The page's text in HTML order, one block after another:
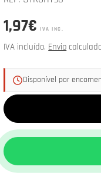
media 1 em modal
Preço
normal
1,97€ IVA INC.
IVA incluído. Envio
Disponível por